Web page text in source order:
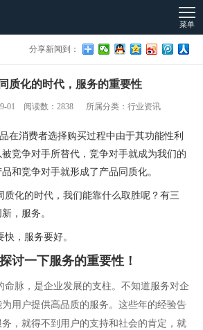
菜单
分享新闻到：
质化的时代，服务的重要性
01 阅读数：2838 所属分类：行业资讯
在消费者选择购买过程中由于其功能性利
竞争对手所替代，竞争对手就成为我们的
和竞争对手就形成了产品同质化。
的时代，我们能靠什么取胜呢？有三
，服务。
，服务要好。
讨一下服务的重要性！
命脉，是企业发展的支柱。不知道服务对企
用户提供高品质的服务。这些年的经验告
，就得不到用户的支持和社会的肯定，就